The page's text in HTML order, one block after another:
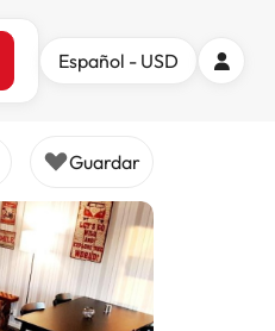
Español - USD
Guardar